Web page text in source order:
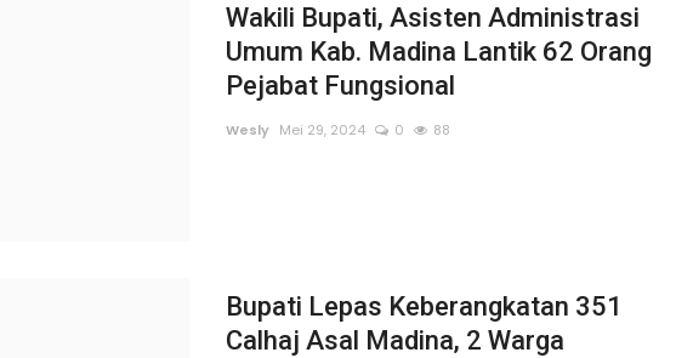
Wakili Bupati, Asisten Administrasi
Umum Kab. Madina Lantik 62 Orang
Pejabat Fungsional
Wesly Mei 29, 2024 0 88
Bupati Lepas Keberangkatan 351
Calhaj Asal Madina, 2 Warga